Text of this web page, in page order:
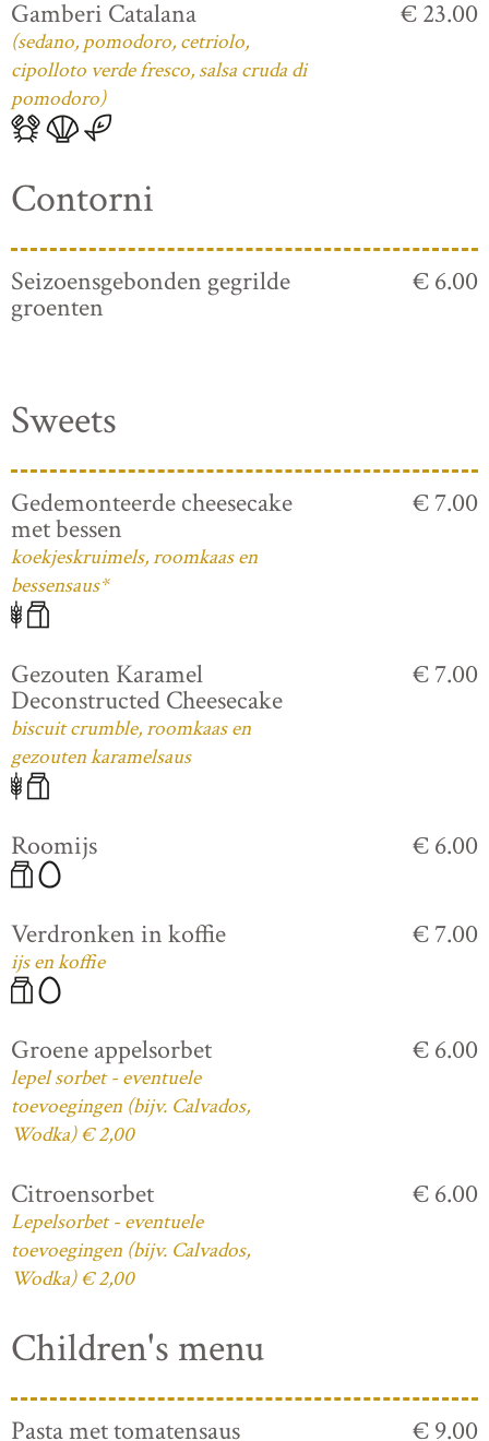
Gamberi Catalana
(sedano, pomodoro, cetriolo,
cipolloto verde fresco, salsa cruda di
pomodoro)
€ 23.00
Contorni
Seizoensgebonden gegrilde
groenten
€ 6.00
Sweets
Gedemonteerde cheesecake
met bessen
koekjeskruimels, roomkaas en
bessensaus*
€ 7.00
Gezouten Karamel
Deconstructed Cheesecake
biscuit crumble, roomkaas en
gezouten karamelsaus
€ 7.00
Roomijs € 6.00
Verdronken in koffie
ijs en koffie
€ 7.00
Groene appelsorbet
lepel sorbet - eventuele
toevoegingen (bijv. Calvados,
Wodka) € 2,00
€ 6.00
Citroensorbet
Lepelsorbet - eventuele
toevoegingen (bijv. Calvados,
Wodka) € 2,00
€ 6.00
Children's menu
Pasta met tomatensaus € 9.00